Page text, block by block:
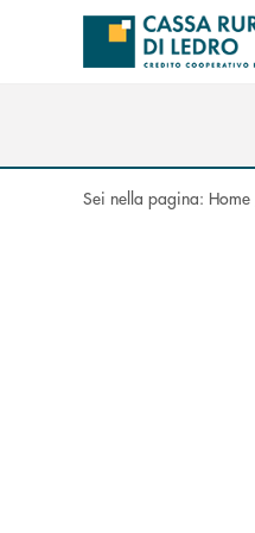
Salta al contenuto principale
Sei nella pagina: Home